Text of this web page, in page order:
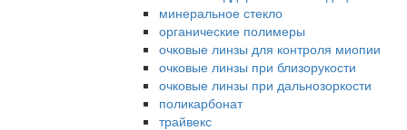
минеральное стекло
органические полимеры
очковые линзы для контроля миопии
очковые линзы при близорукости
очковые линзы при дальнозоркости
поликарбонат
трайвекс